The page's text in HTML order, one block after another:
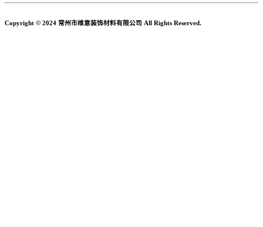
Copyright © 2024 常州市维意装饰材料有限公司 All Rights Reserved.